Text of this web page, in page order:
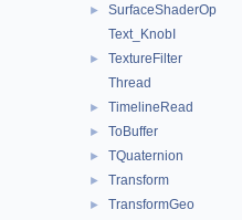
►
SurfaceShaderOp
Text_KnobI
►
TextureFilter
Thread
► TimelineRead
► ToBuffer
► TQuaternion
► Transform
► TransformGeo